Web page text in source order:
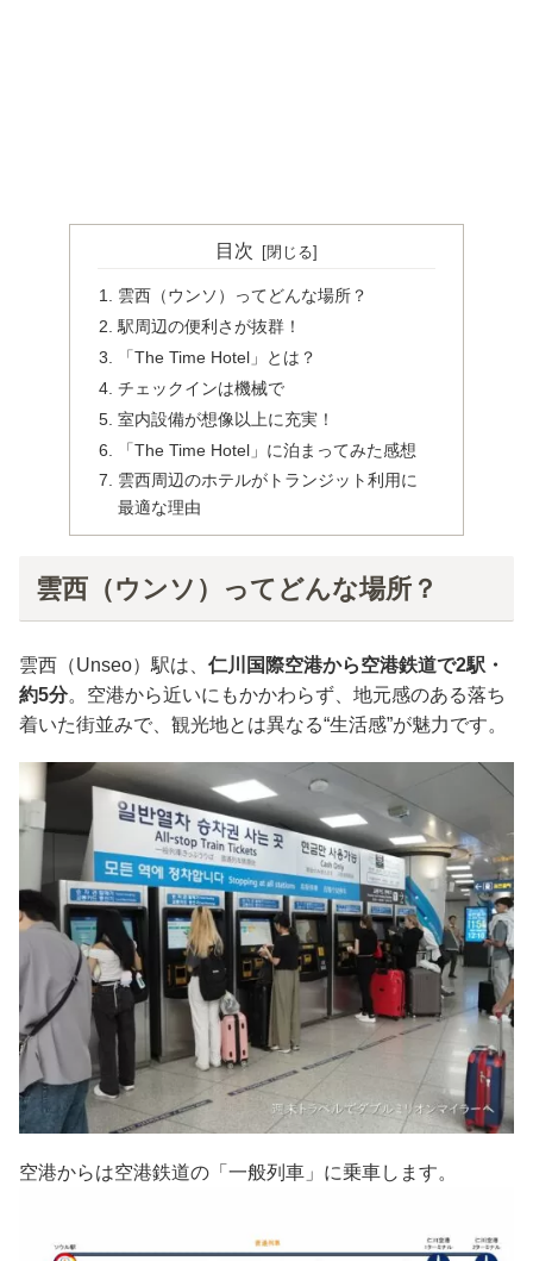
目次
雲西（ウンソ）ってどんな場所？
駅周辺の便利さが抜群！
「The Time Hotel」とは？
チェックインは機械で
室内設備が想像以上に充実！
「The Time Hotel」に泊まってみた感想
雲西周辺のホテルがトランジット利用に
最適な理由
雲西（ウンソ）ってどんな場所？
雲西（Unseo）駅は、 仁川国際空港から空港鉄道で2駅・
約5分。空港から近いにもかかわらず、地元感のある落ち
着いた街並みで、観光地とは異なる“生活感”が魅力です。
空港からは空港鉄道の「一般列車」に乗車します。